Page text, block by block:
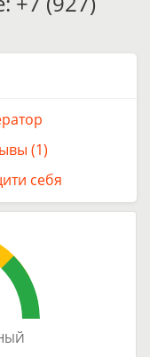
(1)
себя